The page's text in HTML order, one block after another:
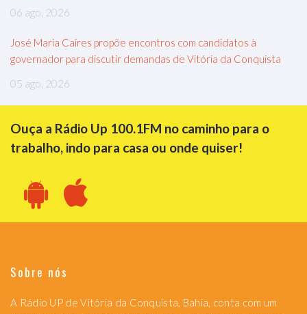
06 ago, 2026
José Maria Caires propõe encontros com candidatos à
governador para discutir demandas de Vitória da Conquista
05 ago, 2026
Ouça a Rádio Up 100.1FM no caminho para o
trabalho, indo para casa ou onde quiser!
Sobre nós
A Rádio UP de Vitória da Conquista, Bahia, conta com um